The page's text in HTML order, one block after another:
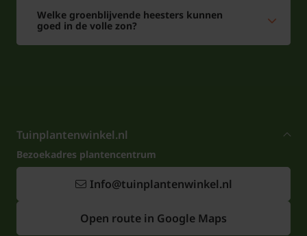
Welke groenblijvende heesters kunnen
goed in de volle zon?
Tuinplantenwinkel.nl
Bezoekadres plantencentrum
Info@tuinplantenwinkel.nl
Open route in Google Maps